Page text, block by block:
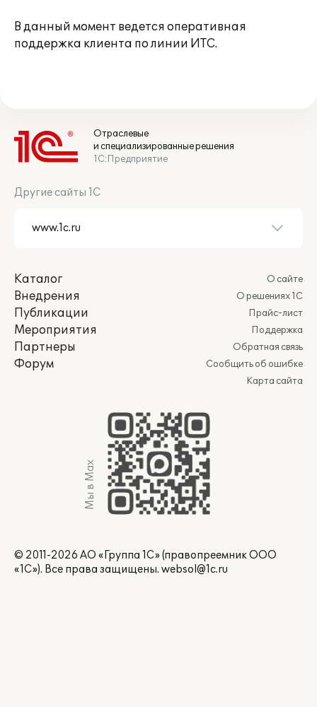
В данный момент ведется оперативная
поддержка клиента по линии ИТС.
Отраслевые
и специализированные решения
1С:Предприятие
Другие сайты 1С
Каталог
Внедрения
Публикации
Мероприятия
Партнеры
Форум
О сайте
О решениях 1С
Прайс-лист
Поддержка
Обратная связь
Сообщить об ошибке
Карта сайта
Мы в Max
© 2011-2026 АО «Группа 1С» (правопреемник ООО
«1С»). Все права защищены. websol@1c.ru